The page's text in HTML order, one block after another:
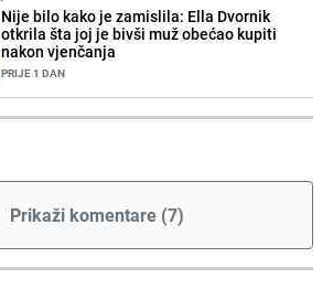
Nije bilo kako je zamislila: Ella Dvornik
otkrila šta joj je bivši muž obećao kupiti
nakon vjenčanja
PRIJE 1 DAN
Prikaži komentare (7)